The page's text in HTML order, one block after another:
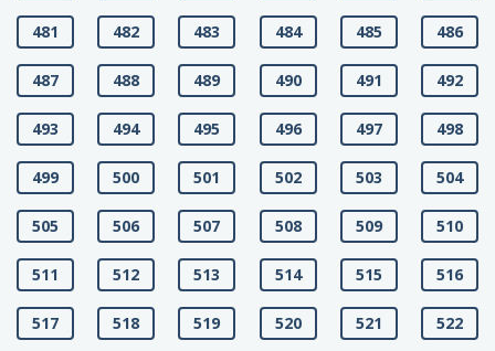
481 482 483 484 485 486
487 488 489 490 491 492
493 494 495 496 497 498
499 500 501 502 503 504
505 506 507 508 509 510
511 512 513 514 515 516
517 518 519 520 521 522